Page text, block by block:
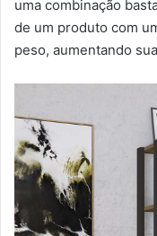
uma combinação
de um produto com
peso, aumentando